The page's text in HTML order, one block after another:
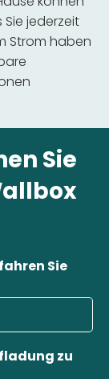
Sie jederzeit
Strom haben
Sie
Sie
zu